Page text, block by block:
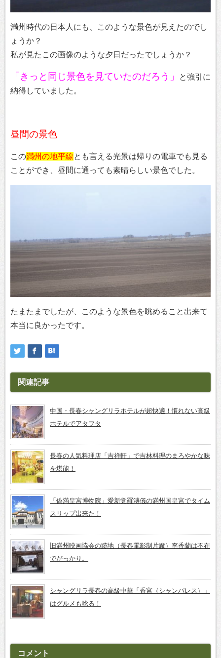
満州時代の日本人にも、このような景色が見えたのでし
ょうか？
私が見たこの画像のような夕日だったでしょうか？
「きっと同じ景色を見ていたのだろう」
と強引に
納得していました。
昼間の景色
この満州の地平線とも言える光景は帰りの電車でも見る
ことができ、昼間に通っても素晴らしい景色でした。
たまたまでしたが、このような景色を眺めること出来て
本当に良かったです。
関連記事
中国・長春シャングリラホテルが超快適！慣れない高級
ホテルでアタフタ
長春の人気料理店「吉祥軒」で吉林料理のまろやかな味
を堪能！
「偽満皇宮博物院」愛新覚羅溥儀の満州国皇宮でタイム
スリップ出来た！
旧満州映画協会の跡地（長春電影制片廠）李香蘭は不在
でがっかり。
シャングリラ長春の高級中華「香宮（シャンパレス）」
はグルメも唸る！
コメント